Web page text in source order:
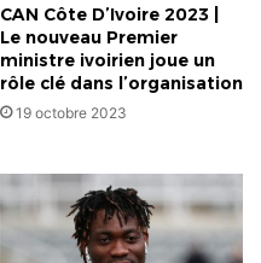
CAN Côte D’Ivoire 2023 |
Le nouveau Premier
ministre ivoirien joue un
rôle clé dans l’organisation
19 octobre 2023